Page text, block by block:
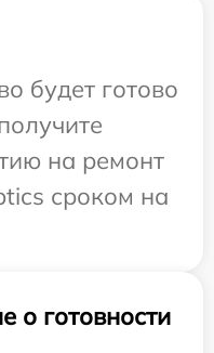
будет готово
на ремонт
сроком на
о готовности